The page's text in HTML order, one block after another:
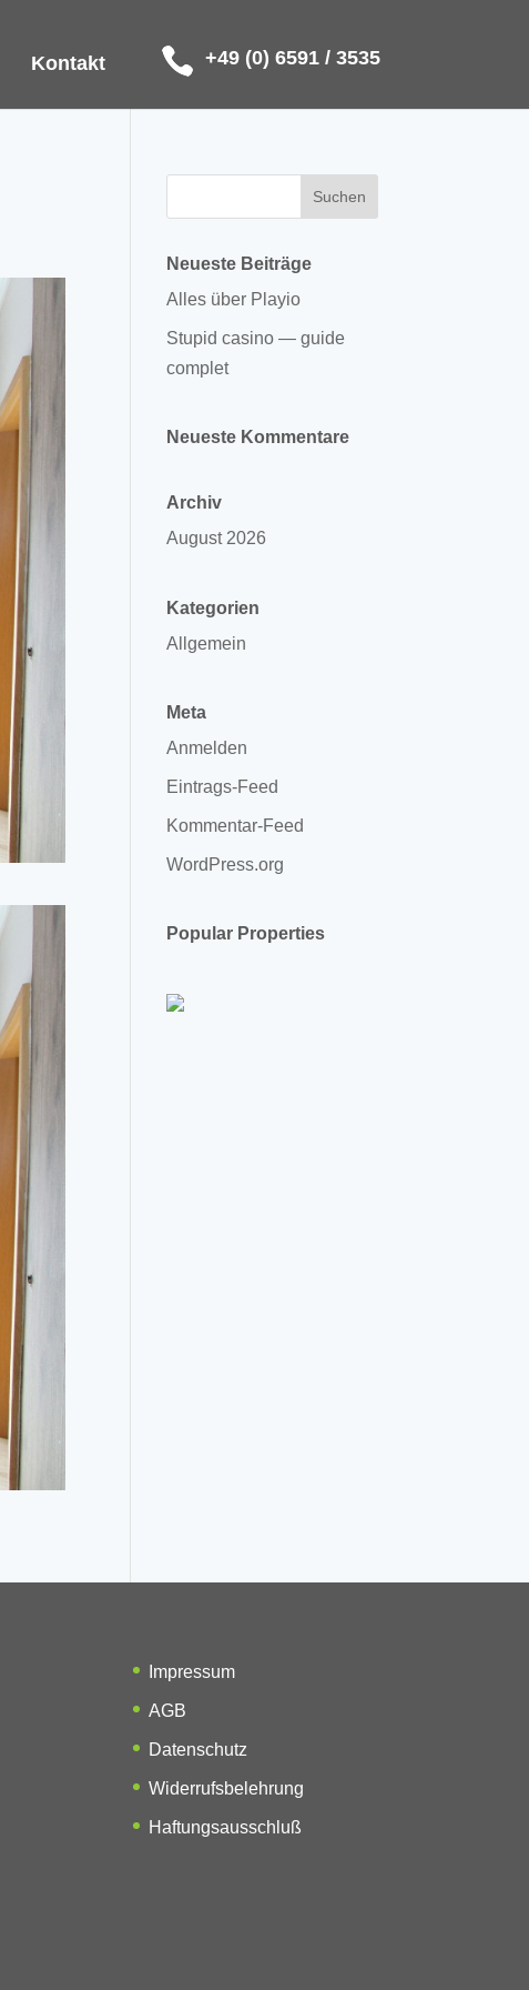
+49 (0) 6591 / 3535
Kontakt
Neueste Beiträge
Alles über Playio
Stupid casino — guide
complet
Neueste Kommentare
Archiv
August 2026
Kategorien
Allgemein
Meta
Anmelden
Eintrags-Feed
Kommentar-Feed
WordPress.org
Popular Properties
Impressum
AGB
Datenschutz
Widerrufsbelehrung
Haftungsausschluß